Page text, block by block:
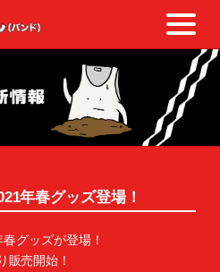
年春グッズ登場！
グッズが登場！
販売開始！